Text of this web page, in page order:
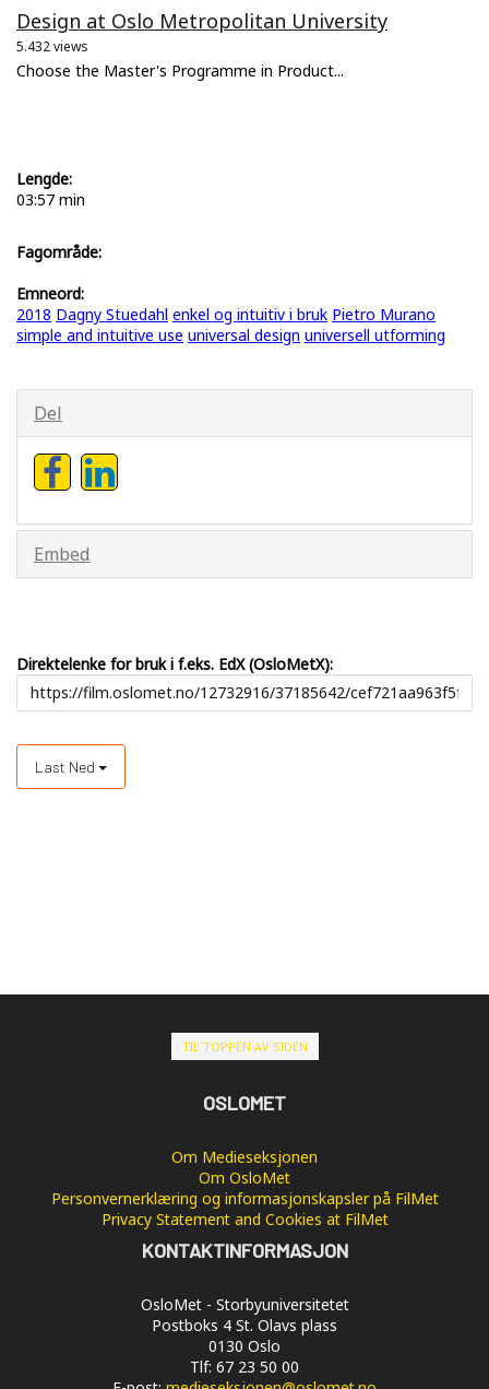
Design at Oslo Metropolitan University
5.432 views
Choose the Master's Programme in Product...
Lengde:
03:57 min
Fagområde:
Emneord:
2018 Dagny Stuedahl enkel og intuitiv i bruk Pietro Murano
simple and intuitive use universal design universell utforming
Del
Embed
Direktelenke for bruk i f.eks. EdX (OsloMetX):
Last Ned
TIL TOPPEN AV SIDEN
OSLOMET
Om Medieseksjonen
Om OsloMet
Personvernerklæring og informasjonskapsler på FilMet
Privacy Statement and Cookies at FilMet
KONTAKTINFORMASJON
OsloMet - Storbyuniversitetet
Postboks 4 St. Olavs plass
0130 Oslo
Tlf: 67 23 50 00